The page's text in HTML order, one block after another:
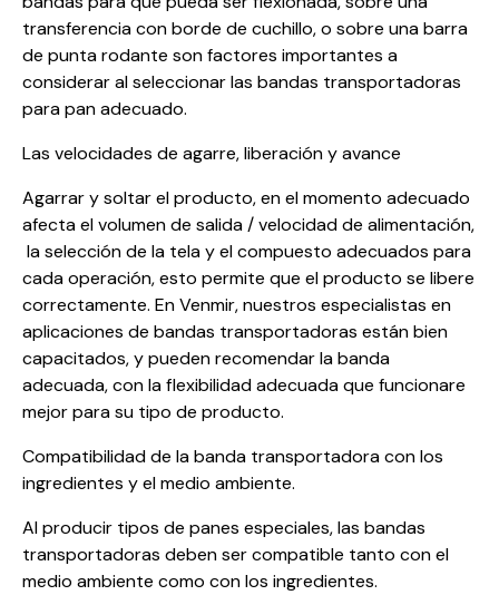
transferencia con borde de cuchillo, o sobre una barra
de punta rodante son factores importantes a
considerar al seleccionar las bandas transportadoras
para pan adecuado.
Las velocidades de agarre, liberación y avance
Agarrar y soltar el producto, en el momento adecuado
afecta el volumen de salida / velocidad de alimentación,
la selección de la tela y el compuesto adecuados para
cada operación, esto permite que el producto se libere
correctamente. En Venmir, nuestros especialistas en
aplicaciones de bandas transportadoras están bien
capacitados, y pueden recomendar la banda
adecuada, con la flexibilidad adecuada que funcionare
mejor para su tipo de producto.
Compatibilidad de la banda transportadora con los
ingredientes y el medio ambiente.
Al producir tipos de panes especiales, las bandas
transportadoras deben ser compatible tanto con el
medio ambiente como con los ingredientes.